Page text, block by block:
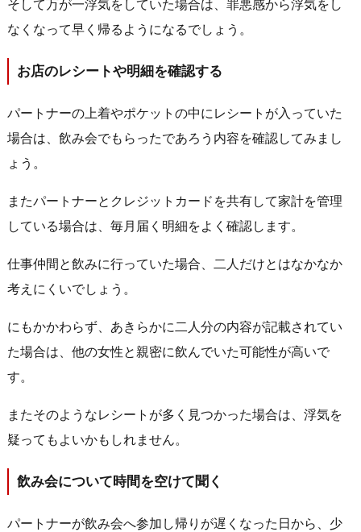
そして万が一浮気をしていた場合は、罪悪感から浮気をし
なくなって早く帰るようになるでしょう。
お店のレシートや明細を確認する
パートナーの上着やポケットの中にレシートが入っていた
場合は、飲み会でもらったであろう内容を確認してみまし
ょう。
またパートナーとクレジットカードを共有して家計を管理
している場合は、毎月届く明細をよく確認します。
仕事仲間と飲みに行っていた場合、二人だけとはなかなか
考えにくいでしょう。
にもかかわらず、あきらかに二人分の内容が記載されてい
た場合は、他の女性と親密に飲んでいた可能性が高いで
す。
またそのようなレシートが多く見つかった場合は、浮気を
疑ってもよいかもしれません。
飲み会について時間を空けて聞く
パートナーが飲み会へ参加し帰りが遅くなった日から、少